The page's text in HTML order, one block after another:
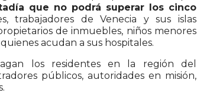
que no podrá superar los cinco
trabajadores de Venecia y sus islas
de inmuebles, niños menores
acudan a sus hospitales.
los residentes en la región del
públicos, autoridades en misión,